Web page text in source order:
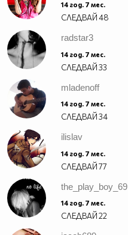
14 год. 7 мес.
СЛЕДВАЙ48
radstar3
14 год. 7 мес.
СЛЕДВАЙ33
mladenoff
14 год. 7 мес.
СЛЕДВАЙ34
ilislav
14 год. 7 мес.
СЛЕДВАЙ77
the_play_boy_69
14 год. 7 мес.
СЛЕДВАЙ22